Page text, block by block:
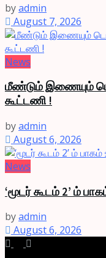
byadmin
August 7, 2026
News
மீண்டும் இணையும்
கூட்டணி !
byadmin
August 6, 2026
News
‘மூடர் கூடம் 2’ ம்
byadmin
August 6, 2026